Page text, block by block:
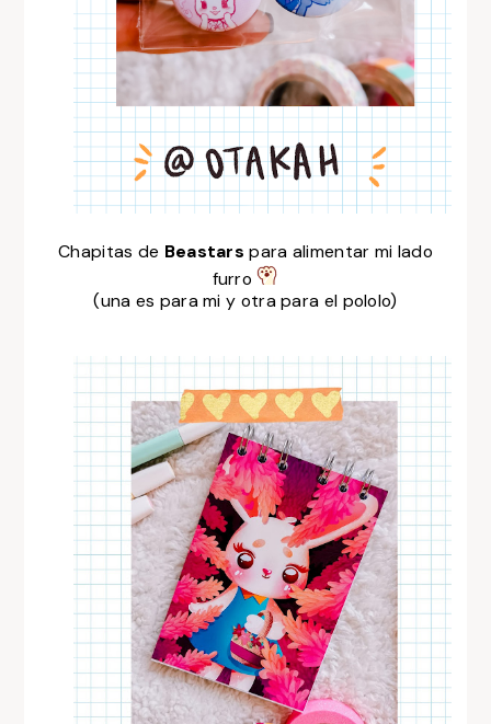
Chapitas de Beastarspara alimentar mi lado
furro
(una es para mi y otra para el pololo)